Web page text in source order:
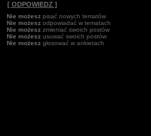
[ ODPOWIEDZ ]
Nie możesz pisać nowych tematów
Nie możesz odpowiadać w tematach
Nie możesz zmieniać swoich postów
Nie możesz usuwać swoich postów
Nie możesz głosować w ankietach